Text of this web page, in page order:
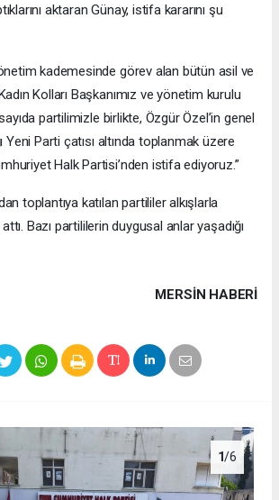
aktaran Günay, istifa kararını şu
kademesinde görev alan bütün asil ve
Kolları Başkanımız ve yönetim kurulu
partilimizle birlikte, Özgür Özel’in genel
Yeni Parti çatısı altında toplanmak üzere
Halk Partisi’nden istifa ediyoruz.”
toplantıya katılan partililer alkışlarla
Bazı partililerin duygusal anlar yaşadığı
MERSIN HABERİ
1/6